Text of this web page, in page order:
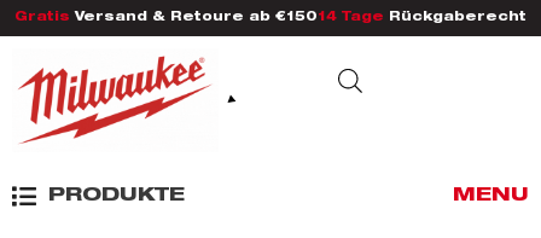
Gratis Versand & Retoure ab €150 14 Tage Rückgaberecht
PRODUKTE MENU